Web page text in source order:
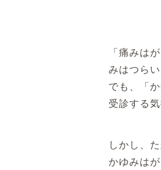
「痛みは
みはつらい
でも、「
受診する
しかし、
かゆみは